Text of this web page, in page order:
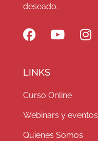
deseado.
LINKS
Curso Online
Webinars y eventos
Quienes Somos